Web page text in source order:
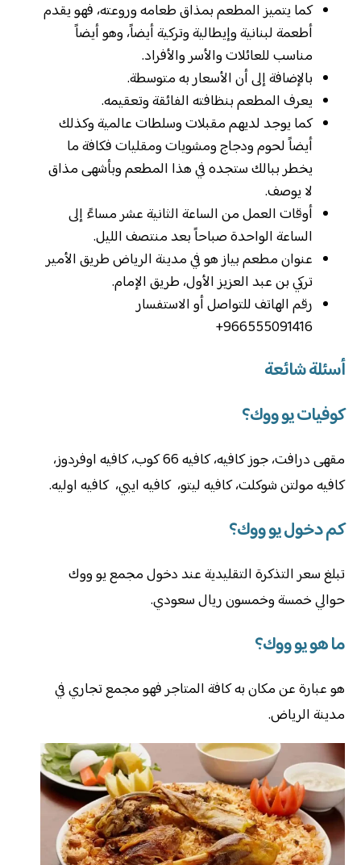
كما يتميز المطعم بمذاق طعامه وروعته، فهو يقدم
أطعمة لبنانية وإيطالية وتركية أيضاً، وهو أيضاً
مناسب للعائلات والأسر والأفراد.
بالإضافة إلى أن الأسعار به متوسطة.
يعرف المطعم بنظافته الفائقة وتعقيمه.
كما يوجد لديهم مقبلات وسلطات عالمية وكذلك
أيضاً لحوم ودجاج ومشويات ومقليات فكافة ما
يخطر ببالك ستجده في هذا المطعم وبأشهى مذاق
لا يوصف.
أوقات العمل من الساعة الثانية عشر مساءً إلى
الساعة الواحدة صباحاً بعد منتصف الليل.
عنوان مطعم بياز هو في مدينة الرياض طريق الأمير
تركي بن عبد العزيز الأول، طريق الإمام.
رقم الهاتف للتواصل أو الاستفسار
966555091416+
أسئلة شائعة
كوفيات يو ووك؟
مقهى درافت، جوز كافيه، كافيه 66 كوب، كافيه اوفردوز،
كافيه مولتن شوكلت، كافيه ليتو، كافيه ايبي، كافيه اوليه.
كم دخول يو ووك؟
تبلغ سعر التذكرة التقليدية عند دخول مجمع يو ووك
حوالي خمسة وخمسون ريال سعودي.
ما هو يو ووك؟
هو عبارة عن مكان به كافة المتاجر فهو مجمع تجاري في
مدينة الرياض.